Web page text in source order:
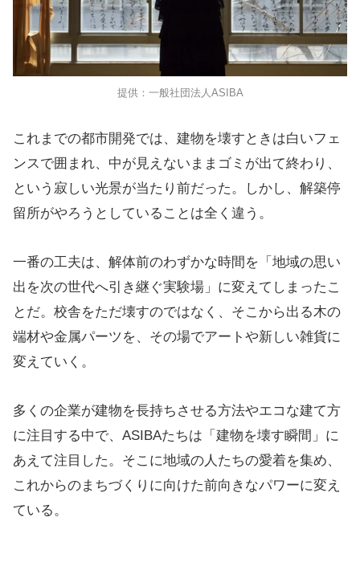
提供：一般社団法人ASIBA
これまでの都市開発では、建物を壊すときは白いフェ
ンスで囲まれ、中が見えないままゴミが出て終わり、
という寂しい光景が当たり前だった。しかし、解築停
留所がやろうとしていることは全く違う。
一番の工夫は、解体前のわずかな時間を「地域の思い
出を次の世代へ引き継ぐ実験場」に変えてしまったこ
とだ。校舎をただ壊すのではなく、そこから出る木の
端材や金属パーツを、その場でアートや新しい雑貨に
変えていく。
多くの企業が建物を長持ちさせる方法やエコな建て方
に注目する中で、ASIBAたちは「建物を壊す瞬間」に
あえて注目した。そこに地域の人たちの愛着を集め、
これからのまちづくりに向けた前向きなパワーに変え
ている。